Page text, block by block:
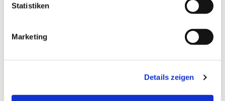
Statistiken
Marketing
Details zeigen